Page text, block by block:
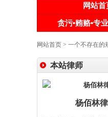
网站首
贪污•贿赂•专
网站首页 > 一个不存在的
本站律师
杨佰林